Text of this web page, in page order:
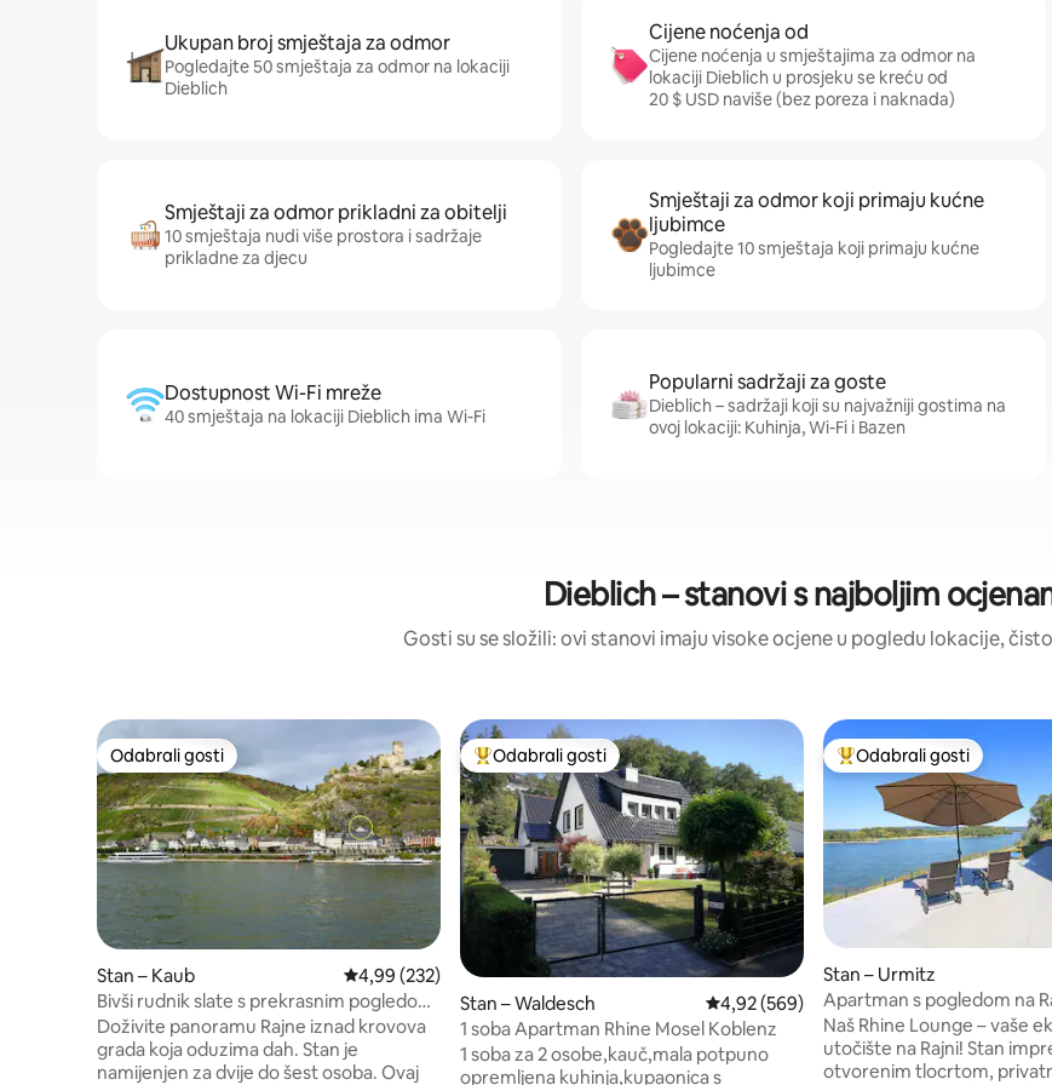
Ukupan broj smještaja za odmor
Pogledajte 50 smještaja za odmor na lokaciji
Dieblich
Cijene noćenja od
Cijene noćenja u smještajima za odmor na
lokaciji Dieblich u prosjeku se kreću od
20 $ USD naviše (bez poreza i naknada)
Smještaji za odmor prikladni za obitelji
10 smještaja nudi više prostora i sadržaje
prikladne za djecu
Smještaji za odmor koji primaju kućne
ljubimce
Pogledajte 10 smještaja koji primaju kućne
ljubimce
Dostupnost Wi-Fi mreže
40 smještaja na lokaciji Dieblich ima Wi-Fi
Popularni sadržaji za goste
Dieblich – sadržaji koji su najvažniji gostima na
ovoj lokaciji: Kuhinja, Wi-Fi i Bazen
Dieblich – stanovi s najboljim
Gosti su se složili: ovi stanovi imaju visoke ocjene u pogledu lokacije,
Odabrali gosti
Odabrali gosti
Stan – Kaub Prosječna ocjena: 4,99/5, recenzija: 232
4,99 (232)
Bivši rudnik slate s prekrasnim pogledom
na rijeku
Doživite panoramu Rajne iznad krovova
grada koja oduzima dah. Stan je
namijenjen za dvije do šest osoba. Ovaj
Među najviše rangiranima s oznakom „Odabrali gosti”
Odabrali gosti
Stan – Waldesch Prosječna ocjena: 4,92/5, recenzija: 569
4,92 (569)
1 soba Apartman Rhine Mosel Koblenz
1 soba za 2 osobe,kauč,mala potpuno
opremljena kuhinja,kupaonica s
Među najviše rangiranima
Odabrali gosti
Stan – Urmitz
Apartman s pogledom na
sauna | 2 spavaće sobe | 5
Naš Rhine Lounge – vaše
utočište na Rajni! Stan
otvorenim tlocrtom,